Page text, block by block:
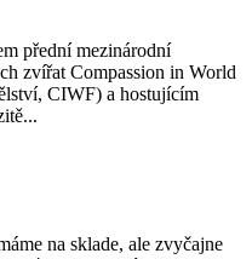
přední mezinárodní
zvířat Compassion in World
CIWF) a hostujícím
na sklade, ale zvyčajne